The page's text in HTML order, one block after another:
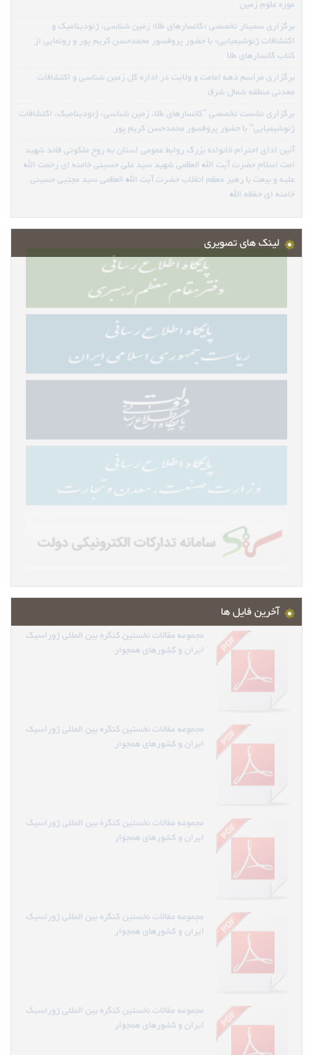
برگزاری سمینار تخصصی «کانسارهای طلا؛ زمین شناسی، ژئودینامیک و
اکتشافات ژئوشیمیایی» با حضور پروفسور محمدحسن کریم پور و رونمایی از
برگزاری مراسم دهه امامت و ولایت در اداره کل زمین شناسی و اکتشافات
برگزاری نشست تخصصی "کانسارهای طلا، زمین شناسی، ژئودینامیک، اکتشافات
آئین ادای احترام خانواده بزرگ روابط عمومی استان به روح ملکوتی قائد شهید
امت اسلام حضرت آیت الله العظمی شهید سید علی حسینی خامنه ای رحمت الله
علیه و بیعت با رهبر معظم انقلاب حضرت آیت الله العظمی سید مجتبی حسینی
لینک های تصویری
آخرین فایل ها
مجموعه مقالات نخستین کنگره بین المللی ژوراسیک
مجموعه مقالات نخستین کنگره بین المللی ژوراسیک
مجموعه مقالات نخستین کنگره بین المللی ژوراسیک
مجموعه مقالات نخستین کنگره بین المللی ژوراسیک
مجموعه مقالات نخستین کنگره بین المللی ژوراسیک